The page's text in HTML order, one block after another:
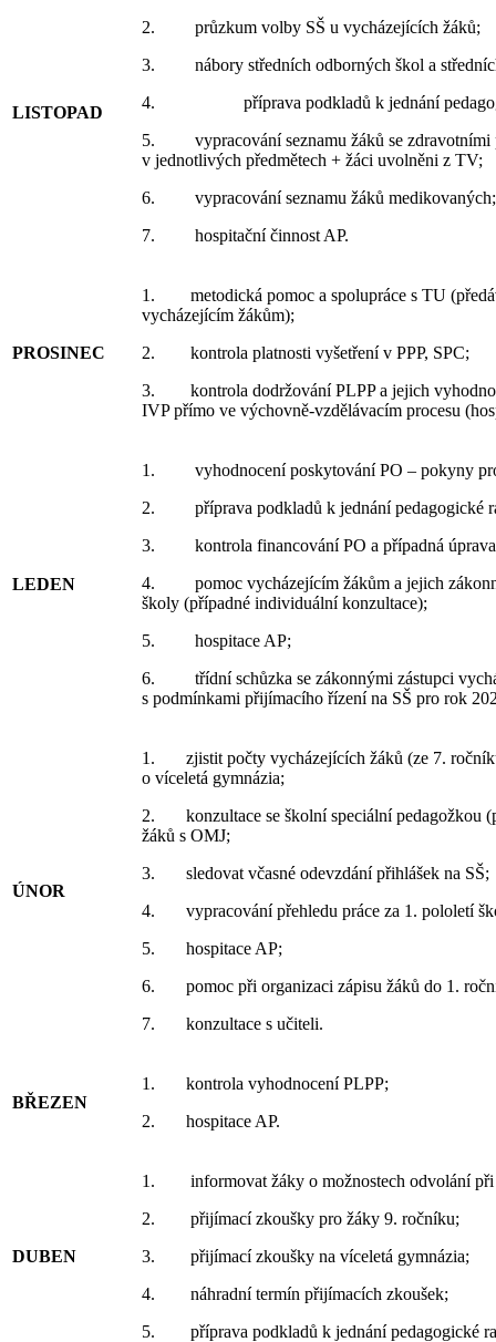
LISTOPAD
2. průzkum volby SŠ u vycházejících žáků;
3. nábory středních odborných škol a
4. příprava podkladů k jednání
5. vypracování seznamu žáků se zdravotními
v jednotlivých předmětech + žáci uvolněni z TV;
6. vypracování seznamu žáků medikovaných;
7. hospitační činnost AP.
PROSINEC
1. metodická pomoc a spolupráce s TU
vycházejícím žákům);
2. kontrola platnosti vyšetření v PPP, SPC;
3. kontrola dodržování PLPP a jejich
IVP přímo ve výchovně-vzdělávacím procesu
LEDEN
1. vyhodnocení poskytování PO – pokyny
2. příprava podkladů k jednání pedagogické
3. kontrola financování PO a případná
4. pomoc vycházejícím žákům a jejich
školy (případné individuální konzultace);
5. hospitace AP;
6. třídní schůzka se zákonnými zástupci
s podmínkami přijímacího řízení na SŠ pro rok
ÚNOR
1. zjistit počty vycházejících žáků (ze 7.
o víceletá gymnázia;
2. konzultace se školní speciální pedagožkou
žáků s OMJ;
3. sledovat včasné odevzdání přihlášek na SŠ;
4. vypracování přehledu práce za 1. pololetí
5. hospitace AP;
6. pomoc při organizaci zápisu žáků do 1.
7. konzultace s učiteli.
BŘEZEN
1. kontrola vyhodnocení PLPP;
2. hospitace AP.
DUBEN
1. informovat žáky o možnostech odvolání při
2. přijímací zkoušky pro žáky 9. ročníku;
3. přijímací zkoušky na víceletá gymnázia;
4. náhradní termín přijímacích zkoušek;
5. příprava podkladů k jednání pedagogické